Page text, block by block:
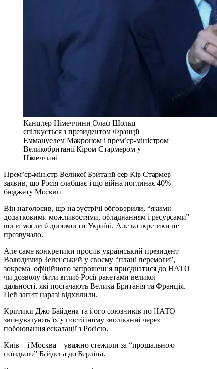
Канцлер Німеччини Олаф Шольц
спілкується з президентом Франції
Еммануелем Макроном і прем’єр-міністром
Великобританії Кіром Стармером у
Німеччині
Прем’єр-міністр Великої Британії сер Кір Стармер
заявив, що Росія слабшає і що війна поглинає 40%
бюджету Москви.
Він наголосив, що на зустрічі обговорили, “якими
додатковими можливостями, обладнанням і ресурсами”
вони могли б допомогти Україні. Але конкретики не
прозвучало.
Але саме конкретики просив український президент
Володимир Зеленський у своєму “плані перемоги”,
зокрема, офіційного запрошення приєднатися до НАТО
чи дозволу бити вглиб Росії ракетами великої
дальності, які постачають Велика Британія та Франція.
Цей запит наразі відхилили.
Критики Джо Байдена та його союзників по НАТО
звинувачують їх у постійному зволіканні через
побоювання ескалації з Росією.
Київ – і Москва – уважно стежили за “прощальною
поїздкою” Байдена до Берліна.